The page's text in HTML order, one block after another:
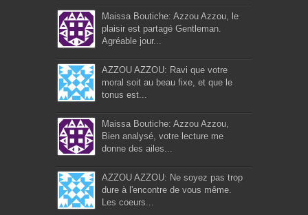
Maissa Boutiche: Azzou Azzou, le
plaisir est partagé Gentleman.
Agréable jour...
AZZOU AZZOU: Ravi que votre
moral soit au beau fixe, et que le
tonus est...
Maissa Boutiche: Azzou Azzou,
Bien analysé, votre lecture me
donne des ailes...
AZZOU AZZOU: Ne soyez pas trop
dure à l'encontre de vous même.
Les coeurs...